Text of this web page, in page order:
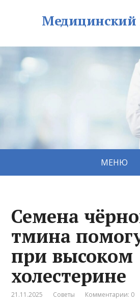
Медицинский
МЕНЮ
Семена
тмина
при высоком
холестерине
21.11.2025 Советы Комментарии: 0